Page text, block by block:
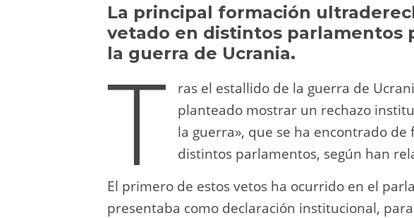
y d
o
n
a
m
A
p
p
b
o
o
k
t
Li
n
ar
tir
La principal formación
vetado en distintos parlamentos
la guerra de Ucrania.
T
ras el estallido de la guerra de
planteado mostrar un rechazo
la guerra», que se ha encontrado de
distintos parlamentos, según han
El primero de estos vetos ha ocurrido en el
presentaba como declaración institucional,